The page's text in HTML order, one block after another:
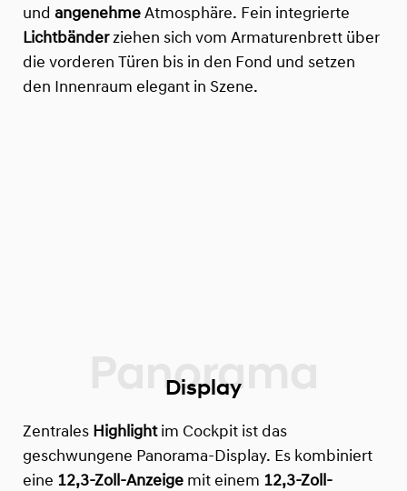
und angenehme Atmosphäre. Fein integrierte
Lichtbänderziehen sich vom Armaturenbrett über
die vorderen Türen bis in den Fond und setzen
den Innenraum elegant in Szene.
Display
Zentrales Highlight im Cockpit ist das
geschwungene Panorama-Display. Es kombiniert
eine 12,3-Zoll-Anzeige mit einem 12,3-Zoll-